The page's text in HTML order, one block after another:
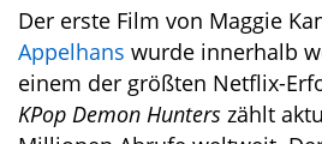
Der erste Film von Maggie
Appelhans wurde innerhalb
einem der größten Netflix-
KPop Demon Hunters zählt